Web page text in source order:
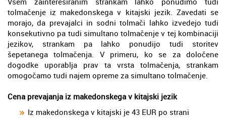
tolmačenje iz makedonskega v kitajski jezik. Zavedati se
morajo, da prevajalci in sodni tolmači lahko izvedejo tudi
konsekutivno pa tudi simultano tolmačenje v tej kombinaciji
jezikov, strankam pa lahko ponudijo tudi storitev
šepetanega tolmačenja. V primeru, ko se za določene
dogodke uporablja prav ta vrsta tolmačenja, strankam
omogočamo tudi najem opreme za simultano tolmačenje.
Cena prevajanja iz makedonskega v kitajski jezik
Iz makedonskega v kitajski je 43 EUR po strani